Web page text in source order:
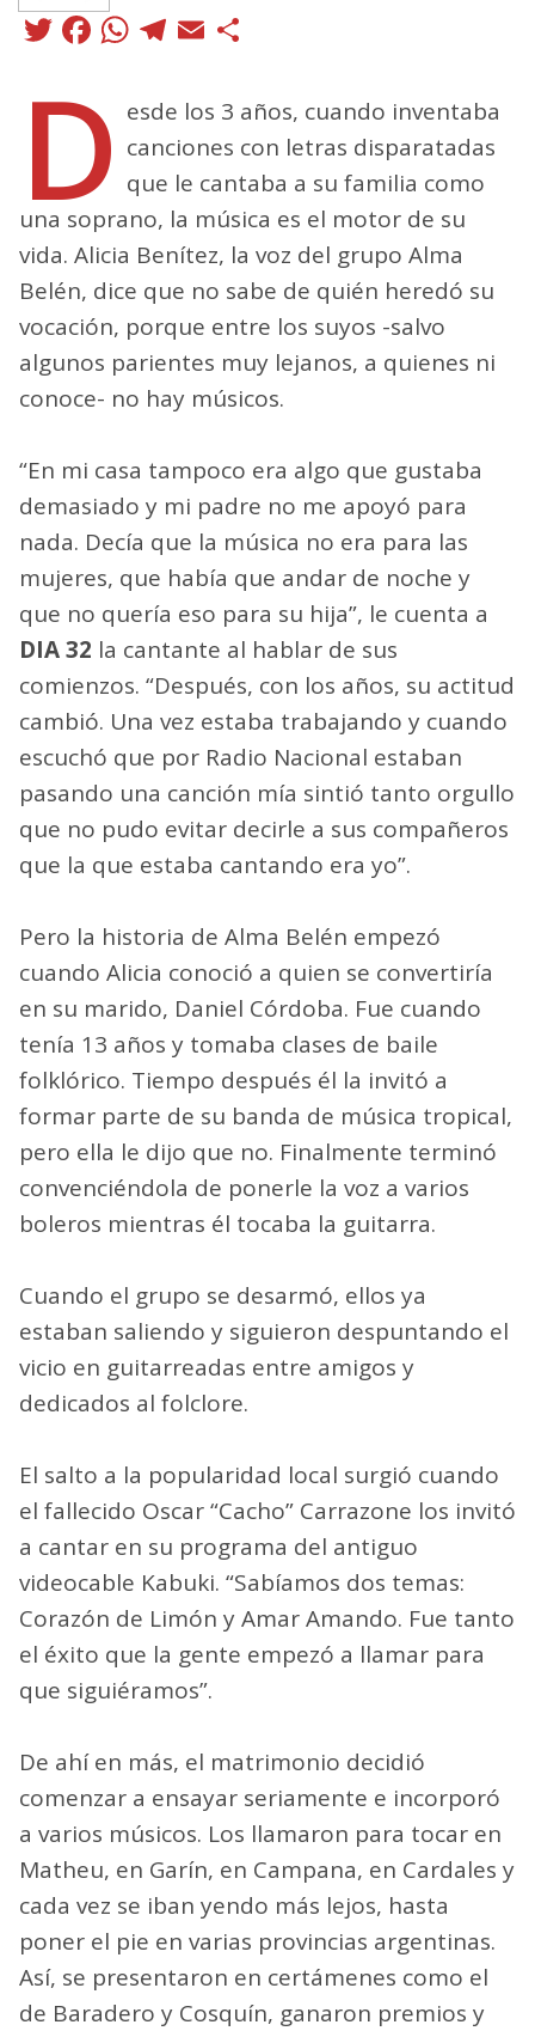
Twitter
Facebook
WhatsApp
Telegram
Email
D esde los 3 años, cuando inventaba
canciones con letras disparatadas
que le cantaba a su familia como
una soprano, la música es el motor de su
vida. Alicia Benítez, la voz del grupo Alma
Belén, dice que no sabe de quién heredó su
vocación, porque entre los suyos -salvo
algunos parientes muy lejanos, a quienes ni
conoce- no hay músicos.
“En mi casa tampoco era algo que gustaba
demasiado y mi padre no me apoyó para
nada. Decía que la música no era para las
mujeres, que había que andar de noche y
que no quería eso para su hija”, le cuenta a
DIA 32 la cantante al hablar de sus
comienzos. “Después, con los años, su actitud
cambió. Una vez estaba trabajando y cuando
escuchó que por Radio Nacional estaban
pasando una canción mía sintió tanto orgullo
que no pudo evitar decirle a sus compañeros
que la que estaba cantando era yo”.
Pero la historia de Alma Belén empezó
cuando Alicia conoció a quien se convertiría
en su marido, Daniel Córdoba. Fue cuando
tenía 13 años y tomaba clases de baile
folklórico. Tiempo después él la invitó a
formar parte de su banda de música tropical,
pero ella le dijo que no. Finalmente terminó
convenciéndola de ponerle la voz a varios
boleros mientras él tocaba la guitarra.
Cuando el grupo se desarmó, ellos ya
estaban saliendo y siguieron despuntando el
vicio en guitarreadas entre amigos y
dedicados al folclore.
El salto a la popularidad local surgió cuando
el fallecido Oscar “Cacho” Carrazone los invitó
a cantar en su programa del antiguo
videocable Kabuki. “Sabíamos dos temas:
Corazón de Limón y Amar Amando. Fue tanto
el éxito que la gente empezó a llamar para
que siguiéramos”.
De ahí en más, el matrimonio decidió
comenzar a ensayar seriamente e incorporó
a varios músicos. Los llamaron para tocar en
Matheu, en Garín, en Campana, en Cardales y
cada vez se iban yendo más lejos, hasta
poner el pie en varias provincias argentinas.
Así, se presentaron en certámenes como el
de Baradero y Cosquín, ganaron premios y